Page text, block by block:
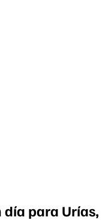
día para Urías,